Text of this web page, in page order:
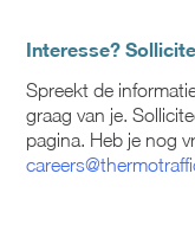
Interesse?
Spreekt de
graag van je.
pagina. Heb je nog